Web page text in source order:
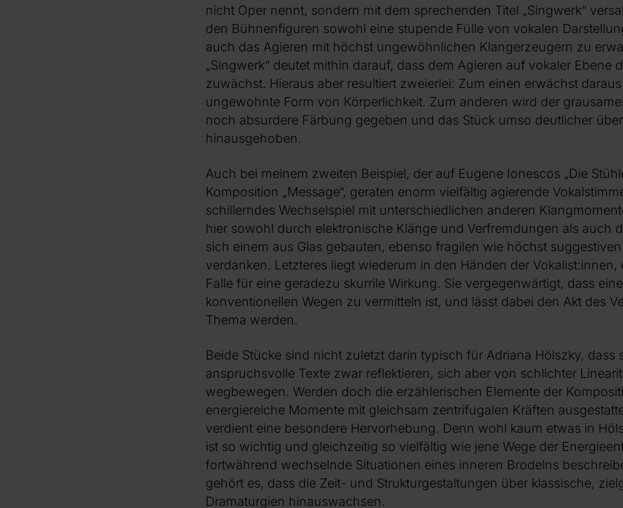
nicht Oper nennt, sondern mit dem sprechenden Titel „Singwerk“
den Bühnenfiguren sowohl eine stupende Fülle von vokalen
auch das Agieren mit höchst ungewöhnlichen Klangerzeugern zu
„Singwerk“ deutet mithin darauf, dass dem Agieren auf vokaler Ebene
zuwächst. Hieraus aber resultiert zweierlei: Zum einen erwächst
ungewohnte Form von Körperlichkeit. Zum anderen wird der
noch absurdere Färbung gegeben und das Stück umso deutlicher
hinausgehoben.
Auch bei meinem zweiten Beispiel, der auf Eugene Ionescos „Die
Komposition „Message“, geraten enorm vielfältig agierende
schillerndes Wechselspiel mit unterschiedlichen anderen
hier sowohl durch elektronische Klänge und Verfremdungen als auch
sich einem aus Glas gebauten, ebenso fragilen wie höchst
verdanken. Letzteres liegt wiederum in den Händen der Vokalist:innen,
Falle für eine geradezu skurrile Wirkung. Sie vergegenwärtigt, dass
konventionellen Wegen zu vermitteln ist, und lässt dabei den Akt des
Thema werden.
Beide Stücke sind nicht zuletzt darin typisch für Adriana Hölszky, dass
anspruchsvolle Texte zwar reflektieren, sich aber von schlichter
wegbewegen. Werden doch die erzählerischen Elemente der
energiereiche Momente mit gleichsam zentrifugalen Kräften
verdient eine besondere Hervorhebung. Denn wohl kaum etwas in
ist so wichtig und gleichzeitig so vielfältig wie jene Wege der
fortwährend wechselnde Situationen eines inneren Brodelns
gehört es, dass die Zeit- und Strukturgestaltungen über klassische,
Dramaturgien hinauswachsen.